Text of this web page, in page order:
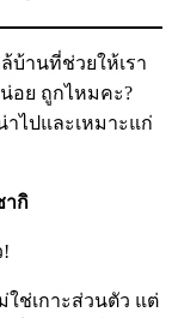
ล้บ้านที่ช่วยให้เรา
อย ถูกไหมคะ?
ไปและเหมาะแก่
ากิ
ใช่เกาะส่วนตัว แต่